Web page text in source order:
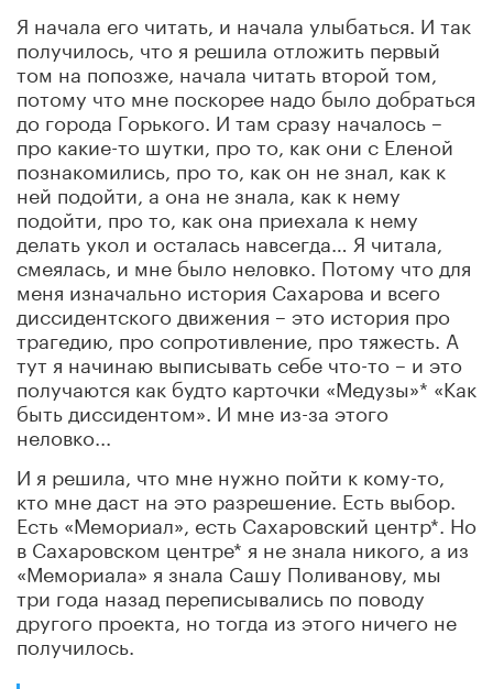
Я начала его читать, и начала улыбаться. И так
получилось, что я решила отложить первый
том на попозже, начала читать второй том,
потому что мне поскорее надо было добраться
до города Горького. И там сразу началось –
про какие-то шутки, про то, как они с Еленой
познакомились, про то, как он не знал, как к
ней подойти, а она не знала, как к нему
подойти, про то, как она приехала к нему
делать укол и осталась навсегда… Я читала,
смеялась, и мне было неловко. Потому что для
меня изначально история Сахарова и всего
диссидентского движения – это история про
трагедию, про сопротивление, про тяжесть. А
тут я начинаю выписывать себе что-то – и это
получаются как будто карточки «Медузы»* «Как
быть диссидентом». И мне из-за этого
неловко...
И я решила, что мне нужно пойти к кому-то,
кто мне даст на это разрешение. Есть выбор.
Есть «Мемориал», есть Сахаровский центр*. Но
в Сахаровском центре* я не знала никого, а из
«Мемориала» я знала Сашу Поливанову, мы
три года назад переписывались по поводу
другого проекта, но тогда из этого ничего не
получилось.